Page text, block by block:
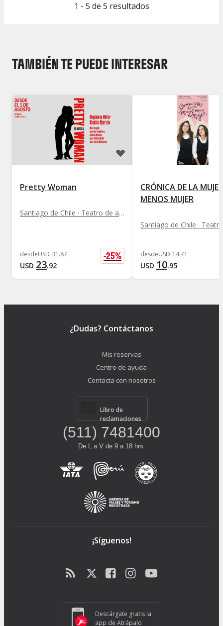
1 - 5 de 5 resultados
TAMBIÉN TE PUEDE INTERESAR
Pretty Woman
Santiago de Chile · Teatro de autor
desdeUSD 31.87
USD 23.92
-25%
CRÓNICA DE LA MUJER
MENOS MUJER
desdeUSD 14.71
USD 10.95
¿Dudas? Contáctanos
Mis reservas
Centro de ayuda
Contacta con nosotros
Libro de
reclamaciones
(511) 7481400
De L a V de 9 a 18 hrs.
¡Síguenos!
Descárgate gratis la
app de Atrápalo